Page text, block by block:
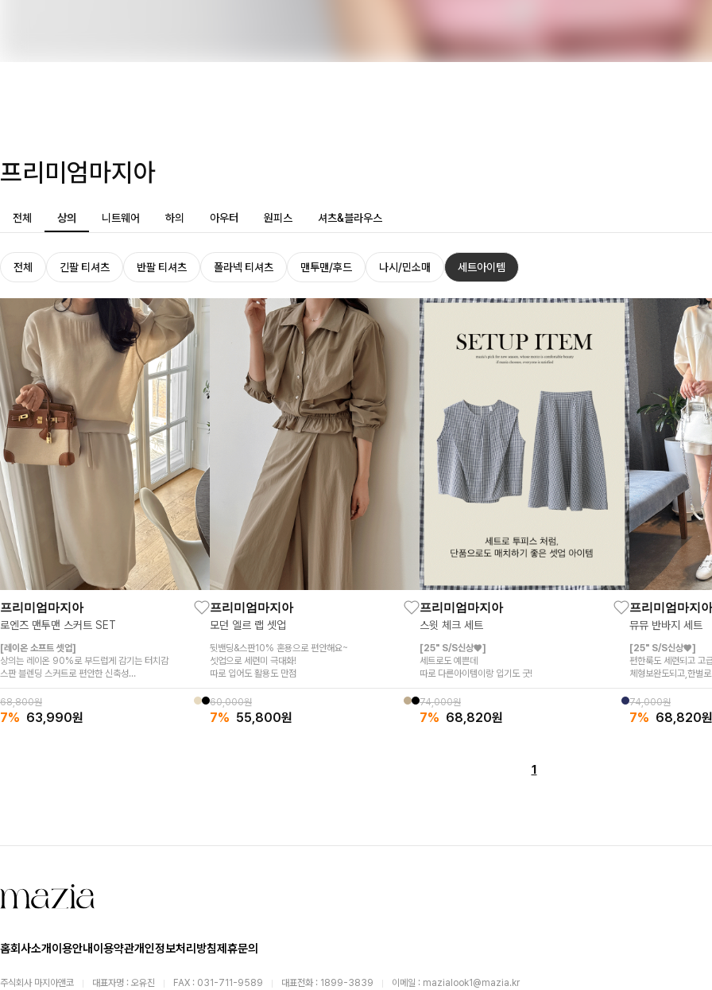
프리미엄마지아
전체 상의 니트웨어 하의 아우터 원피스 셔츠&블라우스
전체 긴팔 티셔츠 반팔 티셔츠 폴라넥 티셔츠 맨투맨/후드 나시/민소매 세트아이템
프리미엄마지아
로엔즈 맨투맨 스커트 SET
[레이온 소프트 셋업]
상의는 레이온 90%로 부드럽게 감기는 터치감
스판 블렌딩 스커트로 편안한 신축성
차르르 떨어지는 우아한 실루엣 완성
집앞부터 외출까지 부담 없는 데일리 셋업
68,800원
7% 63,990원
프리미엄마지아
모던 엘르 랩 셋업
뒷밴딩&스판10% 혼용으로 편안해요~
셋업으로 세련미 극대화!
따로 입어도 활용도 만점
60,000원
7% 55,800원
프리미엄마지아
스윗 체크 세트
[25" S/S신상♥]
세트로도 예쁜데
따로 다른아이템이랑 입기도 굿!
74,000원
7% 68,820원
프리미엄마지아
뮤뮤 반바지 세트
[25" S/S신상♥]
편한룩도 세련되고 고
체형보완도되고,한벌
여행룩 또는 데일리 강
74,000원
7% 68,820원
1
홈회사소개 이용안내이용약관개인정보처리방침제휴문의
주식회사 마지아앤코 대표자명 : 오유진 FAX : 031-711-9589 대표전화 : 1899-3839 이메일 : mazialook1@mazia.kr